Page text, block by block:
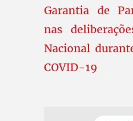
Garantia de
nas
Nacional
COVID-19